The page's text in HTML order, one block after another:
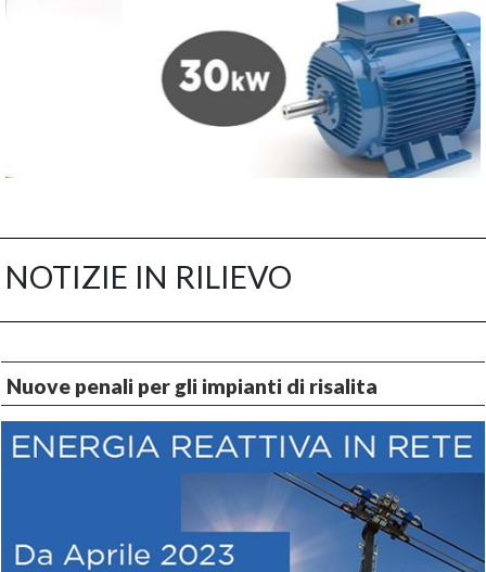
NOTIZIE IN RILIEVO
Nuove penali per gli impianti di risalita